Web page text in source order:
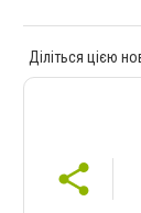
Діліться цією